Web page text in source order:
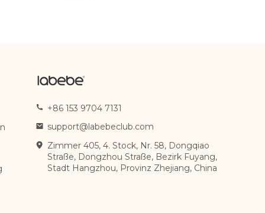
+86 153 9704 7131
support@labebeclub.com
Zimmer 405, 4. Stock, Nr. 58, Dongqiao
Straße, Dongzhou Straße, Bezirk Fuyang,
Stadt Hangzhou, Provinz Zhejiang, China